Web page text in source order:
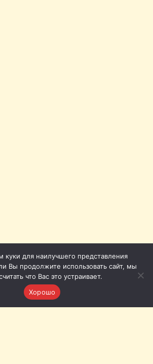
куки для наилучшего представления
Вы продолжите использовать сайт, мы
что Вас это устраивает.
Хорошо